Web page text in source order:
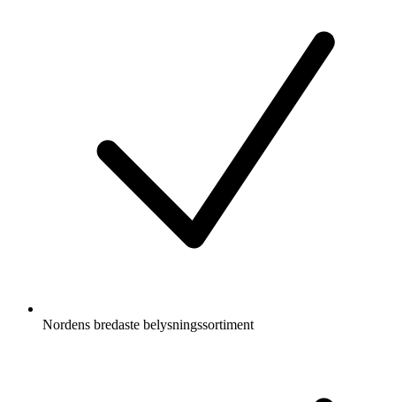
Nordens bredaste belysningssortiment